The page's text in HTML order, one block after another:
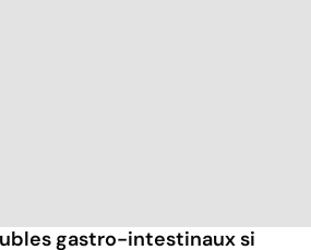
gastro-intestinaux si